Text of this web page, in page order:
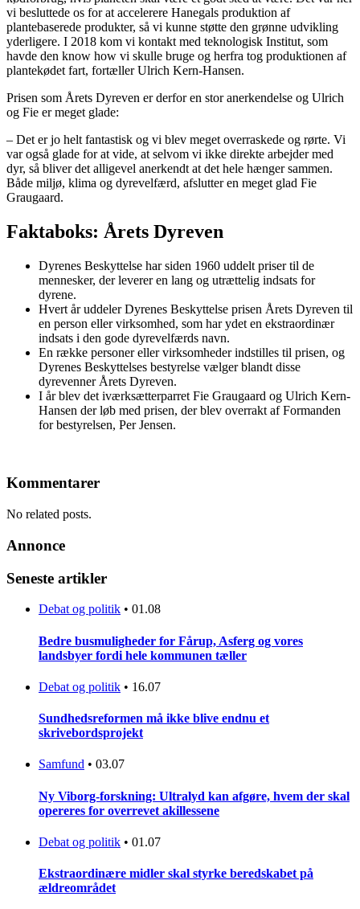
vi besluttede os for at accelerere Hanegals produktion af
plantebaserede produkter, så vi kunne støtte den grønne udvikling
yderligere. I 2018 kom vi kontakt med teknologisk Institut, som
havde den know how vi skulle bruge og herfra tog produktionen af
plantekødet fart, fortæller Ulrich Kern-Hansen.
Prisen som Årets Dyreven er derfor en stor anerkendelse og Ulrich
og Fie er meget glade:
– Det er jo helt fantastisk og vi blev meget overraskede og rørte. Vi
var også glade for at vide, at selvom vi ikke direkte arbejder med
dyr, så bliver det alligevel anerkendt at det hele hænger sammen.
Både miljø, klima og dyrevelfærd, afslutter en meget glad Fie
Graugaard.
Faktaboks: Årets Dyreven
Dyrenes Beskyttelse har siden 1960 uddelt priser til de
mennesker, der leverer en lang og utrættelig indsats for
dyrene.
Hvert år uddeler Dyrenes Beskyttelse prisen Årets Dyreven til
en person eller virksomhed, som har ydet en ekstraordinær
indsats i den gode dyrevelfærds navn.
En række personer eller virksomheder indstilles til prisen, og
Dyrenes Beskyttelses bestyrelse vælger blandt disse
dyrevenner Årets Dyreven.
I år blev det iværksætterparret Fie Graugaard og Ulrich Kern-
Hansen der løb med prisen, der blev overrakt af Formanden
for bestyrelsen, Per Jensen.
Kommentarer
No related posts.
Annonce
Seneste artikler
Debat og politik • 01.08
Bedre busmuligheder for Fårup, Asferg og vores
landsbyer fordi hele kommunen tæller
Debat og politik • 16.07
Sundhedsreformen må ikke blive endnu et
skrivebordsprojekt
Samfund • 03.07
Ny Viborg-forskning: Ultralyd kan afgøre, hvem der skal
opereres for overrevet akillessene
Debat og politik • 01.07
Ekstraordinære midler skal styrke beredskabet på
ældreområdet